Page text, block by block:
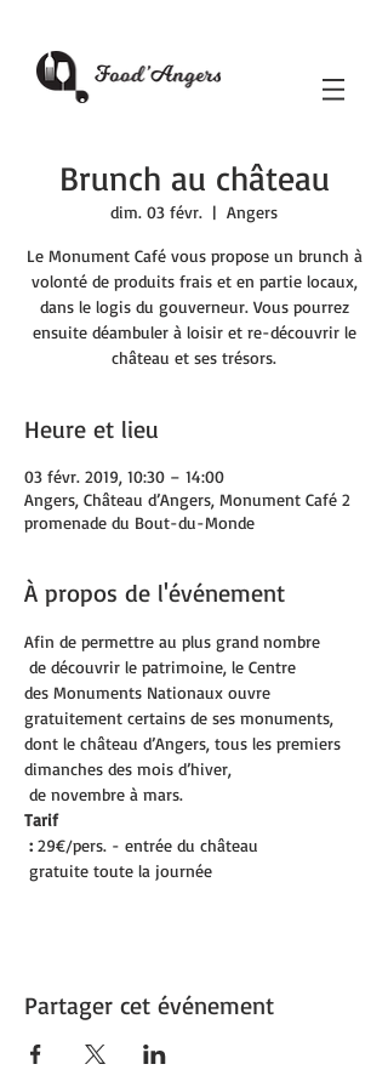
Brunch au château
dim. 03 févr.
  |
Angers
Le Monument Café vous propose un brunch à
volonté de produits frais et en partie locaux,
dans le logis du gouverneur. Vous pourrez
ensuite déambuler à loisir et re-découvrir le
château et ses trésors.
Heure et lieu
03 févr. 2019, 10:30 – 14:00
Angers, Château d’Angers, Monument Café 2
promenade du Bout-du-Monde
À propos de l'événement
Afin de permettre au plus grand nombre
des Monuments Nationaux ouvre
gratuitement certains de ses monuments,
dont le château d’Angers, tous les premiers
dimanches des mois d’hiver,
de novembre à mars.
Tarif
: 29€/pers. - entrée du château
gratuite toute la journée
Partager cet événement